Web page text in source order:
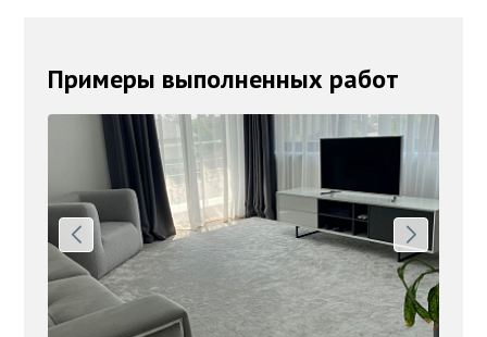
Примеры выполненных работ